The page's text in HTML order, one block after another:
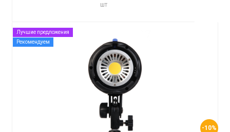
шт
-10%
Лучшие предложения
Рекомендуем